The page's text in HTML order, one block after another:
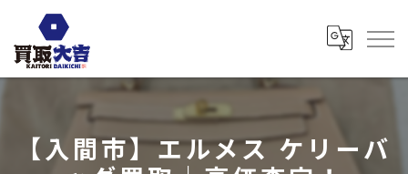
【入間市】エルメス ケリーバ